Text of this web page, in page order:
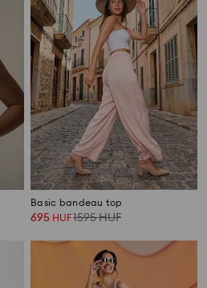
Basic bandeau top
695 HUF1595HUF